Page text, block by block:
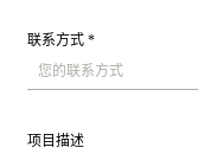
联系方式 *
项目描述